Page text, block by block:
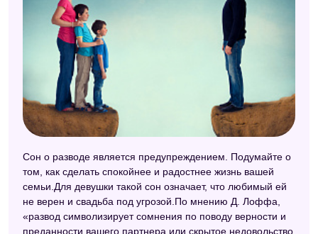
Сон о разводе является предупреждением. Подумайте о
том, как сделать спокойнее и радостнее жизнь вашей
семьи.Для девушки такой сон означает, что любимый ей
не верен и свадьба под угрозой.По мнению Д. Лоффа,
«развод символизирует сомнения по поводу верности и
преданности вашего партнера или скрытое недовольство